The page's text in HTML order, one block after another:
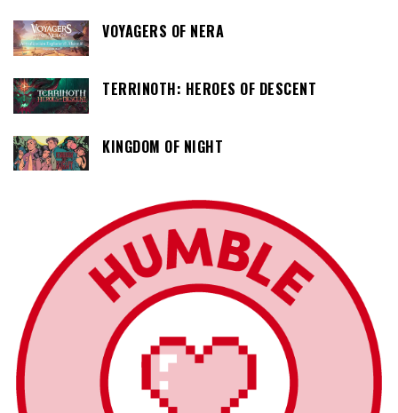
VOYAGERS OF NERA
TERRINOTH: HEROES OF DESCENT
KINGDOM OF NIGHT